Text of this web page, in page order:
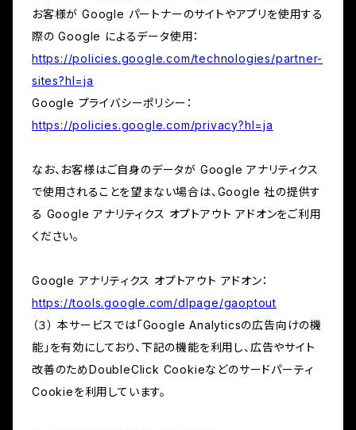
お客様が Google パートナーのサイトやアプリを使用する
際の Google によるデータ使用：
https://policies.google.com/technologies/partner-
sites?hl=ja
Google プライバシーポリシー：
https://policies.google.com/privacy?hl=ja
なお、お客様はご自身のデータが Google アナリティクス
で使用されることを望まない場合は、Google 社の提供す
る Google アナリティクス オプトアウト アドオンをご利用
ください。
Google アナリティクス オプトアウト アドオン：
https://tools.google.com/dlpage/gaoptout
（３） 本サービスでは「Google Analyticsの広告向けの機
能」を有効にしており、下記の機能を利用し、広告やサイト
改善のためDoubleClick Cookieなどのサードパーティ
Cookieを利用しています。